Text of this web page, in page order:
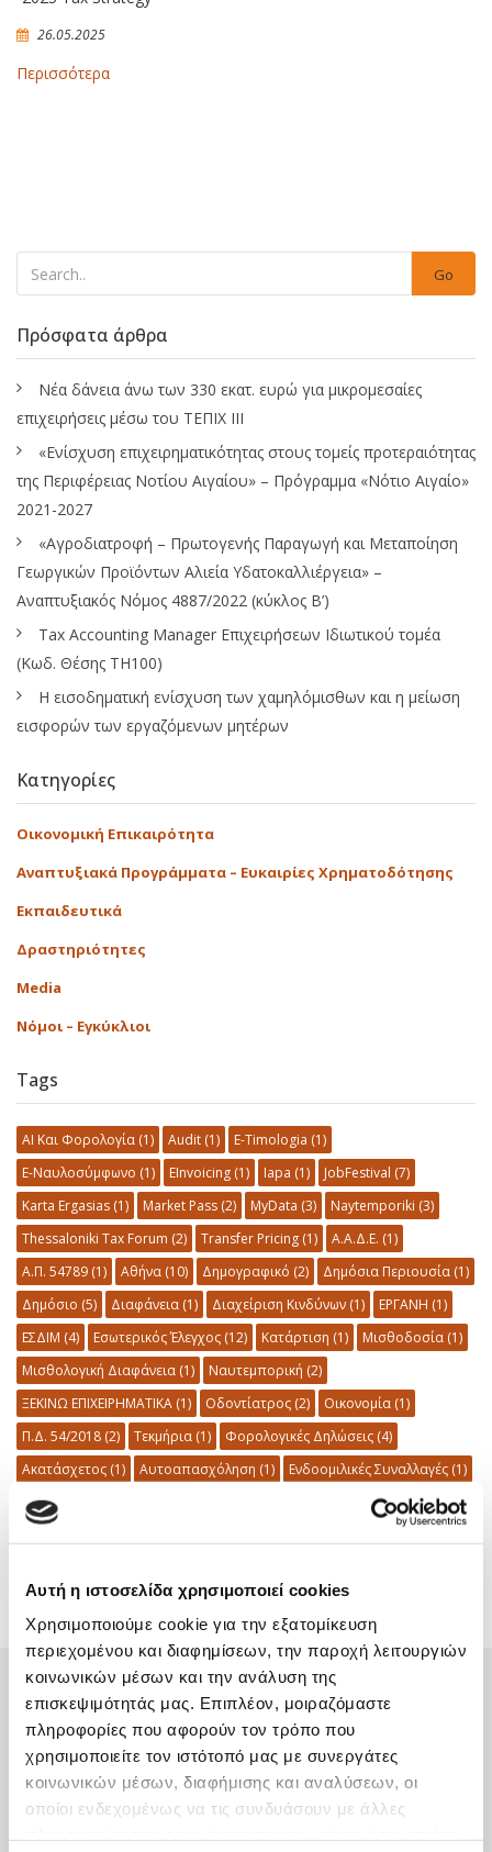
Αυτή η ιστοσελίδα χρησιμοποιεί cookies
Χρησιμοποιούμε cookie για την εξατομίκευση
περιεχομένου και διαφημίσεων, την παροχή λειτουργιών
κοινωνικών μέσων και την ανάλυση της
επισκεψιμότητάς μας. Επιπλέον, μοιραζόμαστε
πληροφορίες που αφορούν τον τρόπο που
χρησιμοποιείτε τον ιστότοπό μας με συνεργάτες
κοινωνικών μέσων, διαφήμισης και αναλύσεων, οι
οποίοι ενδεχομένως να τις συνδυάσουν με άλλες
26.05.2025
Περισσότερα
Go
Πρόσφατα άρθρα
Νέα δάνεια άνω των 330 εκατ. ευρώ για μικρομεσαίες
επιχειρήσεις μέσω του ΤΕΠΙΧ ΙΙΙ
«Ενίσχυση επιχειρηματικότητας στους τομείς προτεραιότητας
της Περιφέρειας Νοτίου Αιγαίου» – Πρόγραμμα «Νότιο Αιγαίο»
2021-2027
«Αγροδιατροφή – Πρωτογενής Παραγωγή και Μεταποίηση
Γεωργικών Προϊόντων Αλιεία Υδατοκαλλιέργεια» –
Αναπτυξιακός Νόμος 4887/2022 (κύκλος Β’)
Tax Accounting Manager Επιχειρήσεων Ιδιωτικού τομέα
(Κωδ. Θέσης ΤΗ100)
Η εισοδηματική ενίσχυση των χαμηλόμισθων και η μείωση
εισφορών των εργαζόμενων μητέρων
Κατηγορίες
Οικονομική Επικαιρότητα
Αναπτυξιακά Προγράμματα – Ευκαιρίες Χρηματοδότησης
Εκπαιδευτικά
Δραστηριότητες
Media
Νόμοι – Εγκύκλιοι
Tags
AI Και Φορολογία (1) Audit (1) E-Timologia (1)
E-Ναυλοσύμφωνο (1) EInvoicing (1) Iapa (1) JobFestival (7)
Karta Ergasias (1) Market Pass (2) MyData (3) Naytemporiki (3)
Thessaloniki Tax Forum (2) Transfer Pricing (1) Α.Α.Δ.Ε. (1)
Α.Π. 54789 (1) Αθήνα (10) Δημογραφικό (2) Δημόσια Περιουσία (1)
Δημόσιο (5) Διαφάνεια (1) Διαχείριση Κινδύνων (1) ΕΡΓΑΝΗ (1)
ΕΣΔΙΜ (4) Εσωτερικός Έλεγχος (12) Κατάρτιση (1) Μισθοδοσία (1)
Μισθολογική Διαφάνεια (1) Ναυτεμπορική (2)
ΞΕΚΙΝΩ ΕΠΙΧΕΙΡΗΜΑΤΙΚΑ (1) Οδοντίατρος (2) Οικονομία (1)
Π.Δ. 54/2018 (2) Τεκμήρια (1) Φορολογικές Δηλώσεις (4)
Ακατάσχετος (1) Αυτοαπασχόληση (1) Ενδοομιλικές Συναλλαγές (1)
Εξωδικαστικός Μηχανισμός
ΣΤΟΙΧΕΙΑ ΕΠΙΚΟΙΝΩΝΙΑΣ
Γραφείο Θεσσαλονίκης
Διεύθυνση Μοναστηρίου 13, Θεσσαλονίκη, 546 27